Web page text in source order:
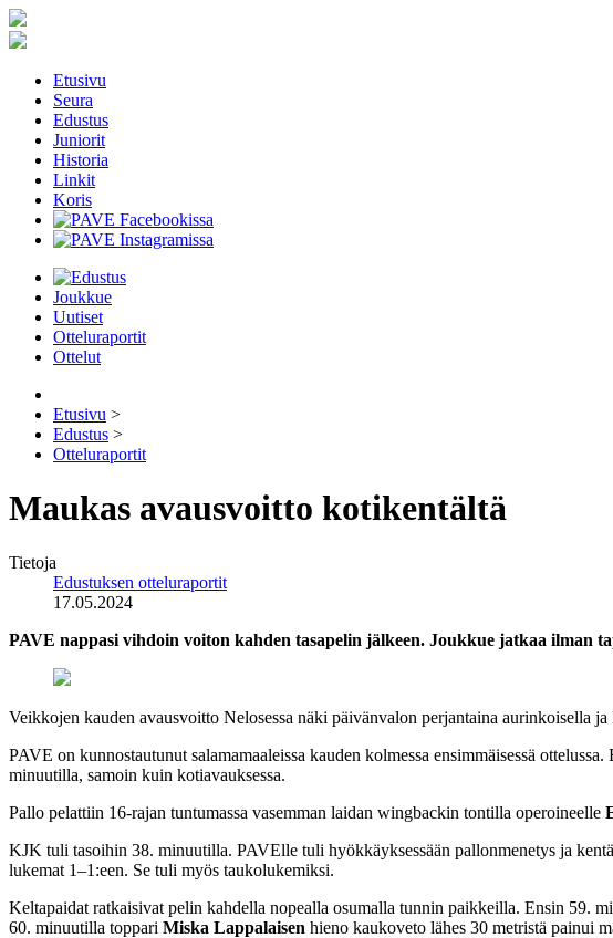
Etusivu
Seura
Edustus
Juniorit
Historia
Linkit
Koris
Joukkue
Uutiset
Otteluraportit
Ottelut
Etusivu >
Edustus >
Otteluraportit
Maukas avausvoitto kotikentältä
Tietoja
Edustuksen otteluraportit
17.05.2024
PAVE nappasi vihdoin voiton kahden tasapelin jälkeen. Joukkue jatkaa ilman
Veikkojen kauden avausvoitto Nelosessa näki päivänvalon perjantaina aurinkoisella
PAVE on kunnostautunut salamamaaleissa kauden kolmessa ensimmäisessä
minuutilla, samoin kuin kotiavauksessa.
Pallo pelattiin 16-rajan tuntumassa vasemman laidan wingbackin tontilla operoineelle
KJK tuli tasoihin 38. minuutilla. PAVElle tuli hyökkäyksessään pallonmenetys ja
lukemat 1–1:een. Se tuli myös taukolukemiksi.
Keltapaidat ratkaisivat pelin kahdella nopealla osumalla tunnin paikkeilla. Ensin 59.
60. minuutilla toppari Miska Lappalaisen hieno kaukoveto lähes 30 metristä painui